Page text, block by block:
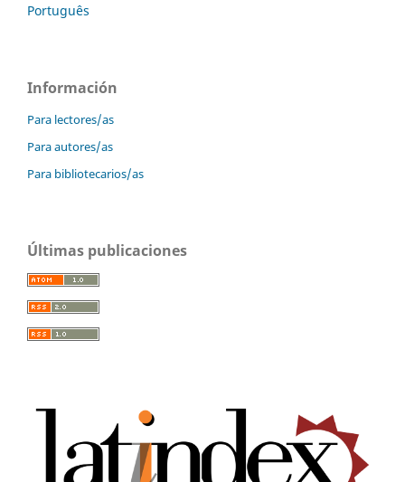
Português
Información
Para lectores/as
Para autores/as
Para bibliotecarios/as
Últimas publicaciones